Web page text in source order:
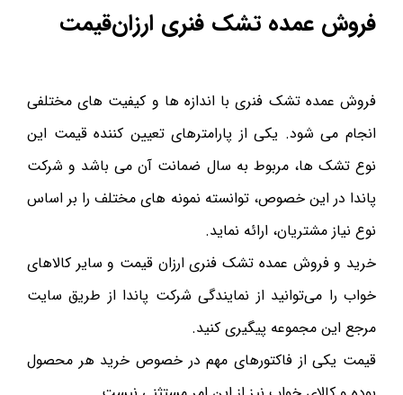
فروش عمده تشک فنری ارزان‌قیمت
فروش عمده تشک فنری با اندازه ها و کیفیت های مختلفی
انجام می شود. یکی از پارامترهای تعیین کننده قیمت این
نوع تشک ها، مربوط به سال ضمانت آن می باشد و شرکت
پاندا در این خصوص، توانسته نمونه های مختلف را بر اساس
نوع نیاز مشتریان، ارائه نماید.
خرید و فروش عمده تشک فنری ارزان قیمت و سایر کالاهای
خواب را می‌توانید از نمایندگی شرکت پاندا از طریق سایت
مرجع این مجموعه پیگیری کنید.
قیمت یکی از فاکتورهای مهم در خصوص خرید هر محصول